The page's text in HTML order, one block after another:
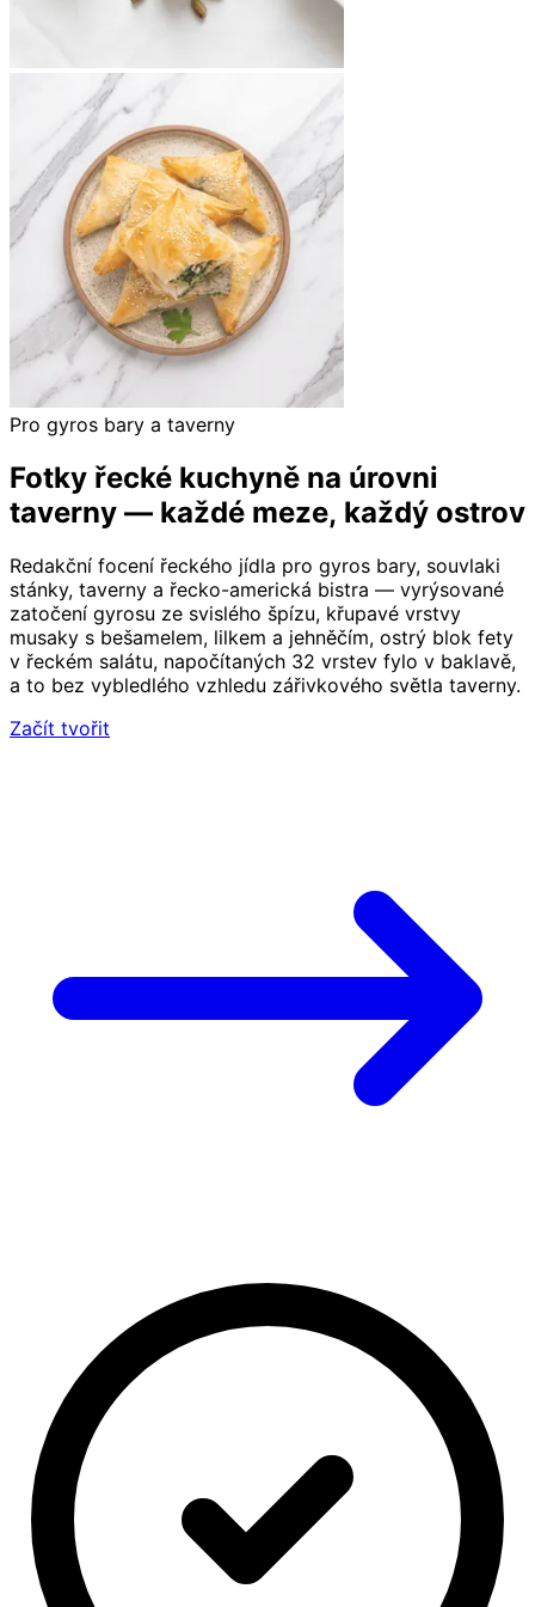
Pro gyros bary a taverny
Fotky řecké kuchyně na úrovni
taverny — každé meze, každý ostrov
Redakční focení řeckého jídla pro gyros bary, souvlaki
stánky, taverny a řecko-americká bistra — vyrýsované
zatočení gyrosu ze svislého špízu, křupavé vrstvy
musaky s bešamelem, lilkem a jehněčím, ostrý blok fety
v řeckém salátu, napočítaných 32 vrstev fylo v baklavě,
a to bez vybledlého vzhledu zářivkového světla taverny.
Začít tvořit